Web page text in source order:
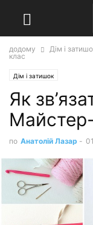
додому Дім і
клас
Дім і затишок
Як
по Анатолій Лазар -